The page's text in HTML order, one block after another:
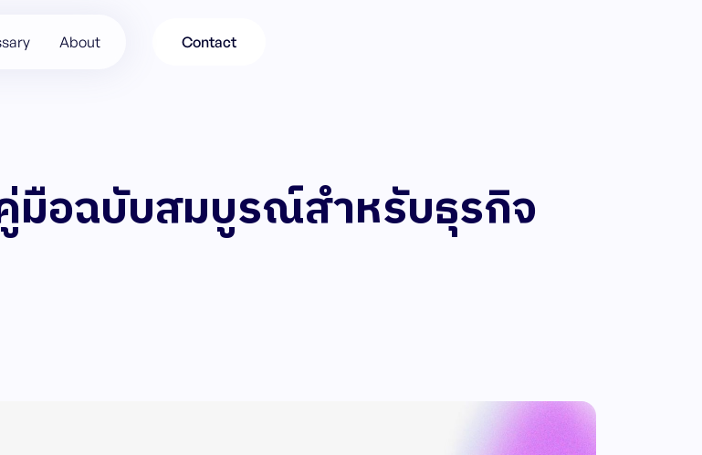
About Contact
คู่มือฉบับสมบูรณ์สำหรับธุรกิจ